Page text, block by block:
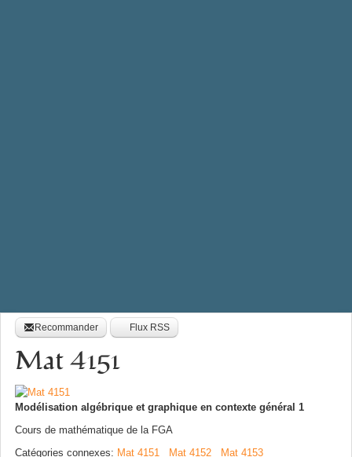
Recommander Flux RSS
Mat 4151
Modélisation algébrique et graphique en contexte général 1
Cours de mathématique de la FGA
Catégories connexes: Mat 4151 Mat 4152 Mat 4153